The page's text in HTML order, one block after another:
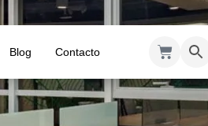
Blog Contacto